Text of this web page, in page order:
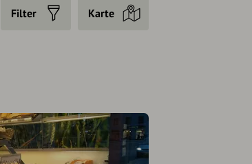
Filter Karte